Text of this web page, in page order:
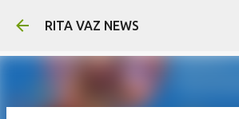
Pular para o conteúdo
RITA VAZ NEWS